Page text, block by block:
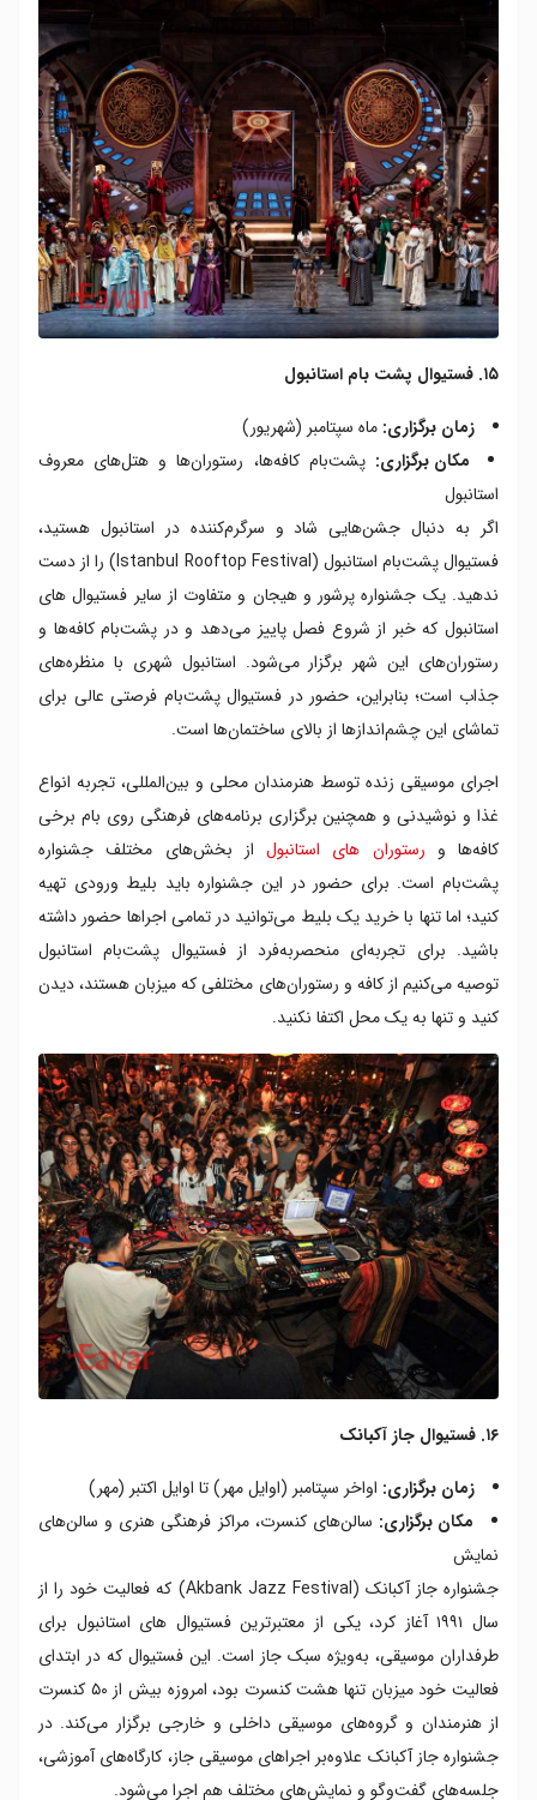
۱۵. فستیوال پشت بام استانبول
زمان برگزاری: ماه سپتامبر (شهریور)
مکان برگزاری: پشت‌بام کافه‌ها، رستوران‌ها و هتل‌های معروف
استانبول
اگر به دنبال جشن‌هایی شاد و سرگرم‌کننده در استانبول هستید،
فستیوال پشت‌بام استانبول (Istanbul Rooftop Festival) را از دست
ندهید. یک جشنواره پرشور و هیجان و متفاوت از سایر فستیوال های
استانبول که خبر از شروع فصل پاییز می‌دهد و در پشت‌بام کافه‌ها و
رستوران‌های این شهر برگزار می‌شود. استانبول شهری با منظره‌های
جذاب است؛ بنابراین، حضور در فستیوال پشت‌بام فرصتی عالی برای
تماشای این چشم‌اندازها از بالای ساختمان‌ها است.
اجرای موسیقی زنده توسط هنرمندان محلی و بین‌المللی، تجربه انواع
غذا و نوشیدنی‌ و همچنین برگزاری برنامه‌های فرهنگی روی بام برخی
کافه‌ها و رستوران های استانبول از بخش‌های مختلف جشنواره
پشت‌بام است. برای حضور در این جشنواره باید بلیط ورودی تهیه
کنید؛ اما تنها با خرید یک بلیط می‌توانید در تمامی اجراها حضور داشته
باشید. برای تجربه‌ای منحصربه‌فرد از فستیوال پشت‌بام استانبول
توصیه می‌کنیم از کافه و رستوران‌های مختلفی که میزبان هستند، دیدن
کنید و تنها به یک محل اکتفا نکنید.
۱۶. فستیوال جاز آکبانک
زمان برگزاری: اواخر سپتامبر (اوایل مهر) تا اوایل اکتبر (مهر)
مکان برگزاری: سالن‌های کنسرت، مراکز فرهنگی هنری و سالن‌های
نمایش
جشنواره جاز آکبانک (Akbank Jazz Festival) که فعالیت خود را از
سال ۱۹۹۱ آغاز کرد، یکی از معتبرترین فستیوال های استانبول برای
طرفداران موسیقی، به‌ویژه سبک جاز است. این فستیوال که در ابتدای
فعالیت خود میزبان تنها هشت کنسرت بود، امروزه بیش از ۵۰ کنسرت
از هنرمندان و گروه‌های موسیقی داخلی و خارجی برگزار می‌کند. در
جشنواره جاز آکبانک علاوه‌بر اجراهای موسیقی جاز، کارگاه‌های آموزشی،
جلسه‌های گفت‌وگو و نمایش‌های مختلف هم اجرا می‌شود.